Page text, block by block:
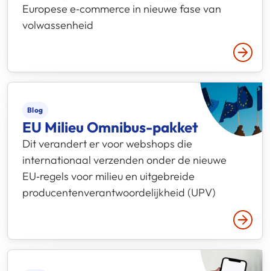
Europese e‑commerce in nieuwe fase van
volwassenheid
Lees
Blog
EU Milieu Omnibus-pakket
Dit verandert er voor webshops die
internationaal verzenden onder de nieuwe
EU‑regels voor milieu en uitgebreide
producentenverantwoordelijkheid (UPV)
Lees